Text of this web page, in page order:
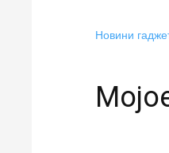
Новини